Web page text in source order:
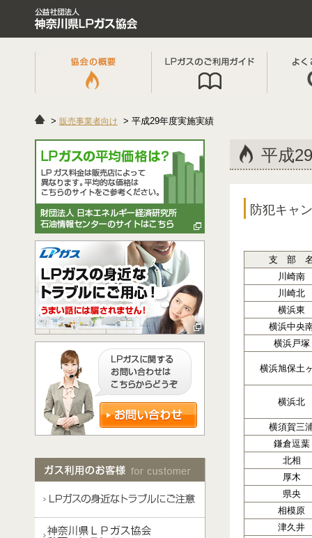
販売事業者向け 平成29年度実施実績
平成
防犯キャ
支 部
川崎南
川崎北
横浜東
横浜中央
横浜戸塚
横浜旭保土
横浜北
横須賀三
鎌倉逗葉
北相
厚木
県央
相模原
津久井